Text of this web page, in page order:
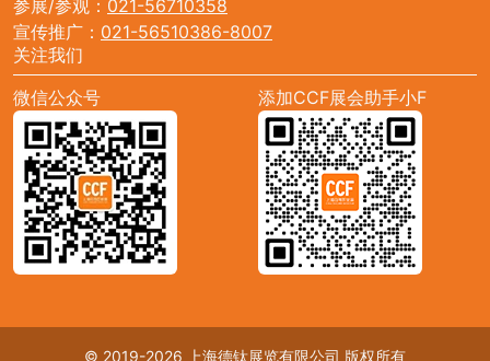
参展/参观： 021-56710358
宣传推广： 021-56510386-8007
关注我们
微信公众号
添加CCF展会助手小F
© 2019-2026 上海德钛展览有限公司 版权所有